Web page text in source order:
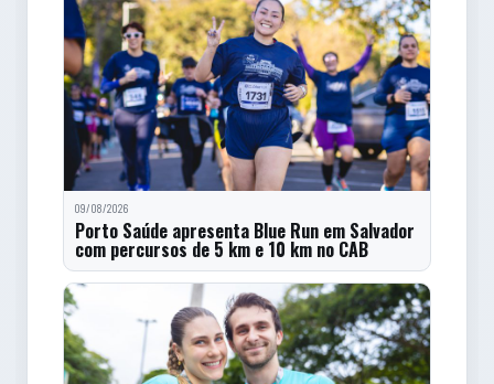
09/08/2026
Porto Saúde apresenta Blue Run em Salvador
com percursos de 5 km e 10 km no CAB